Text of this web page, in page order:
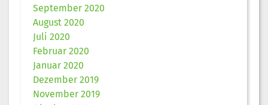
September 2020
August 2020
Juli 2020
Februar 2020
Januar 2020
Dezember 2019
November 2019